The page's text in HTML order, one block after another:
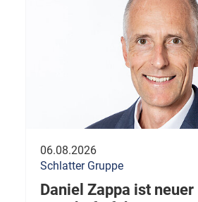
06.08.2026
Schlatter Gruppe
Daniel Zappa ist neuer